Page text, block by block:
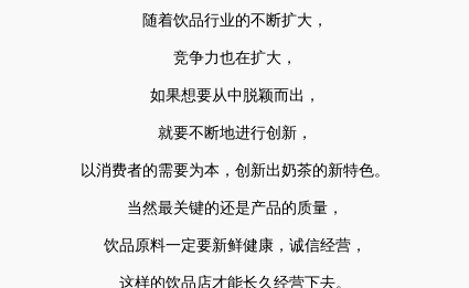
随着饮品行业的不断扩大，
竞争力也在扩大，
如果想要从中脱颖而出，
就要不断地进行创新，
以消费者的需要为本，创新出奶茶的新特色。
当然最关键的还是产品的质量，
饮品原料一定要新鲜健康，诚信经营，
这样的饮品店才能长久经营下去。